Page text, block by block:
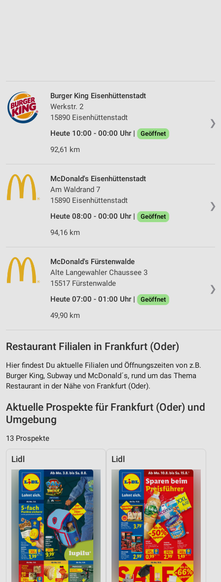
❯
Burger King Eisenhüttenstadt
Werkstr. 2
15890 Eisenhüttenstadt
Heute 10:00 - 00:00 Uhr |
Geöffnet
92,61 km
❯
McDonald's Eisenhüttenstadt
Am Waldrand 7
15890 Eisenhüttenstadt
Heute 08:00 - 00:00 Uhr |
Geöffnet
94,16 km
❯
McDonald's Fürstenwalde
Alte Langewahler Chaussee 3
15517 Fürstenwalde
Heute 07:00 - 01:00 Uhr |
Geöffnet
49,90 km
Restaurant Filialen in Frankfurt (Oder)
Hier findest Du aktuelle Filialen und Öffnungszeiten von z.B.
Burger King, Subway und McDonald´s, rund um das Thema
Restaurant in der Nähe von Frankfurt (Oder).
Aktuelle Prospekte für Frankfurt (Oder) und
Umgebung
13 Prospekte
Lidl Lidl